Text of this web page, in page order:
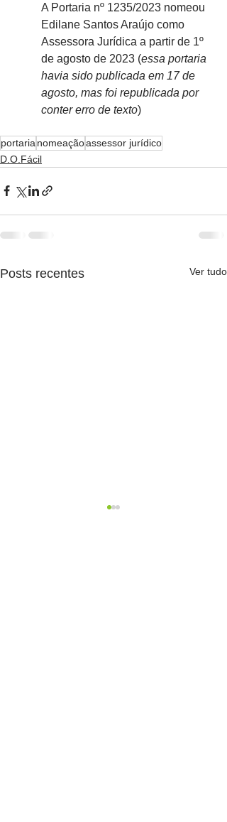
A Portaria nº 1235/2023 nomeou
Edilane Santos Araújo como
Assessora Jurídica a partir de 1º
de agosto de 2023 (essa portaria
havia sido publicada em 17 de
agosto, mas foi republicada por
conter erro de texto)
portaria nomeaçãoassessor jurídico
D.O.Fácil
Posts recentes Ver tudo